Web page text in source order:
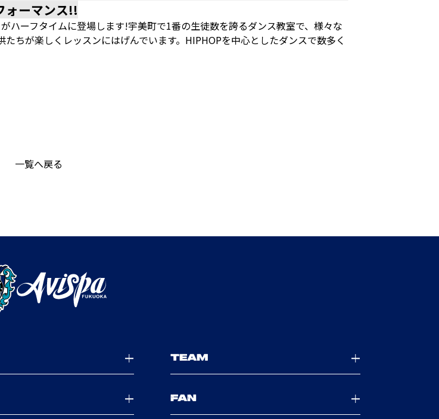
ーマンス!!
ハーフタイムに登場します!宇美町で1番の生徒数を誇るダンス教室で、様々な
ちが楽しくレッスンにはげんでいます。HIPHOPを中心としたダンスで数多く
一覧へ戻る
TEAM
FAN